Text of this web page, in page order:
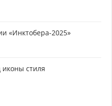
«Инктобера-2025»
стиля